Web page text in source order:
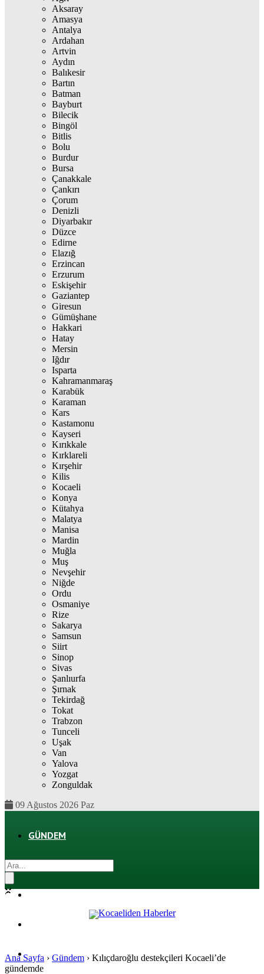
Aksaray
Amasya
Antalya
Ardahan
Artvin
Aydın
Balıkesir
Bartın
Batman
Bayburt
Bilecik
Bingöl
Bitlis
Bolu
Burdur
Bursa
Çanakkale
Çankırı
Çorum
Denizli
Diyarbakır
Düzce
Edirne
Elazığ
Erzincan
Erzurum
Eskişehir
Gaziantep
Giresun
Gümüşhane
Hakkari
Hatay
Mersin
Iğdır
Isparta
Kahramanmaraş
Karabük
Karaman
Kars
Kastamonu
Kayseri
Kırıkkale
Kırklareli
Kırşehir
Kilis
Kocaeli
Konya
Kütahya
Malatya
Manisa
Mardin
Muğla
Muş
Nevşehir
Niğde
Ordu
Osmaniye
Rize
Sakarya
Samsun
Siirt
Sinop
Sivas
Şanlıurfa
Şırnak
Tekirdağ
Tokat
Trabzon
Tunceli
Uşak
Van
Yalova
Yozgat
Zonguldak
09 Ağustos 2026 Paz
GÜNDEM
SPOR
Ana Sayfa › Gündem › Kılıçdaroğlu destekçileri Kocaeli’de
gündemde